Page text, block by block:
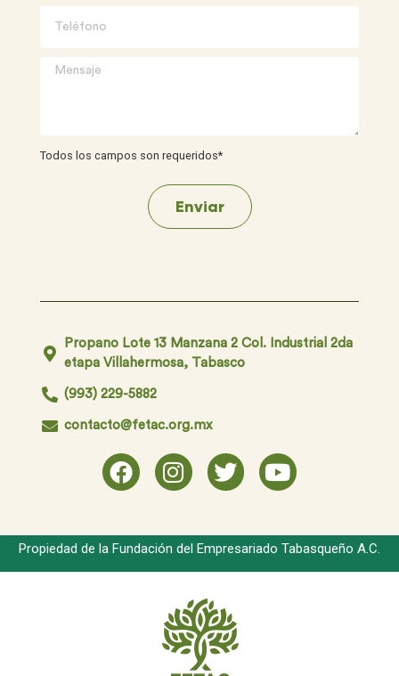
Todos los campos son requeridos*
Enviar
Propano Lote 13 Manzana 2 Col. Industrial 2da
etapa Villahermosa, Tabasco
(993) 229-5882
contacto@fetac.org.mx
Propiedad de la Fundación del Empresariado Tabasqueño A.C.